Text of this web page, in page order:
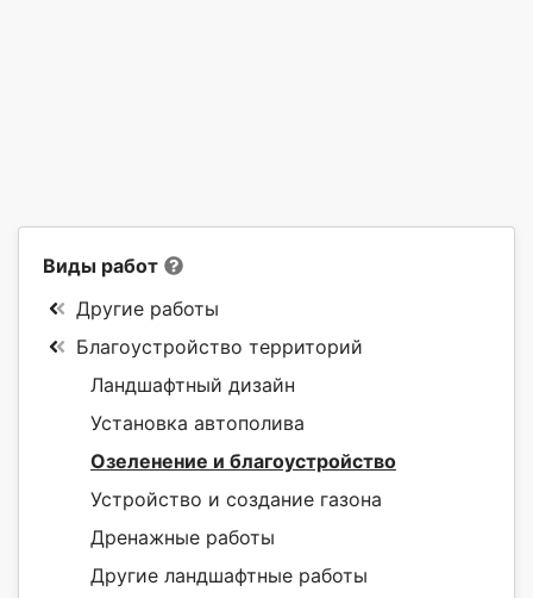
Виды работ
Другие работы
Благоустройство территорий
Ландшафтный дизайн
Установка автополива
Озеленение и благоустройство
Устройство и создание газона
Дренажные работы
Другие ландшафтные работы